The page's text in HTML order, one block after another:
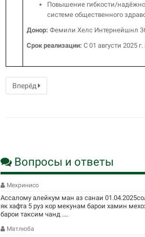
Повышение гибкости/
системе общественного
Донор:Фемили Хелс Интернейшнл
Срок реализации:С 01 августи 2025
Вперёд
Вопросы и ответы
Мехринисо
Ассалому алейкум ман аз санаи
як хафта 5 руз кор мекунам барои хамин
барои таксим чанд ....
Матлюба